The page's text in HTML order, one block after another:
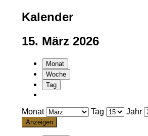
Kalender
15. März 2026
Monat
Woche
Tag
Monat Tag Jahr